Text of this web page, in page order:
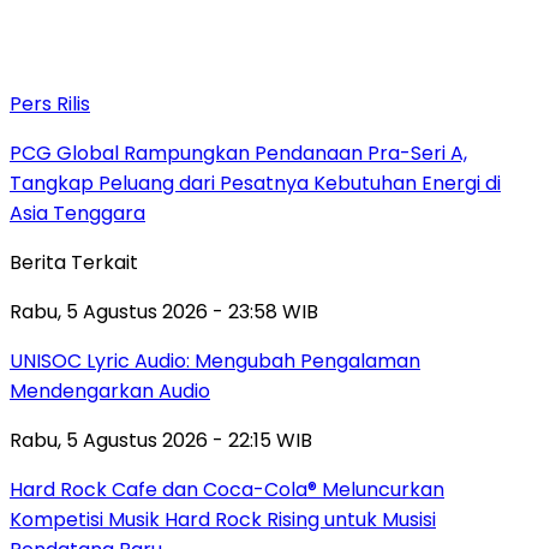
Pers Rilis
PCG Global Rampungkan Pendanaan Pra-Seri A,
Tangkap Peluang dari Pesatnya Kebutuhan Energi di
Asia Tenggara
Berita Terkait
Rabu, 5 Agustus 2026 - 23:58 WIB
UNISOC Lyric Audio: Mengubah Pengalaman
Mendengarkan Audio
Rabu, 5 Agustus 2026 - 22:15 WIB
Hard Rock Cafe dan Coca-Cola® Meluncurkan
Kompetisi Musik Hard Rock Rising untuk Musisi